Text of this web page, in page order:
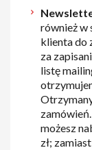
również w
klienta do
za
listę
możesz
zł;